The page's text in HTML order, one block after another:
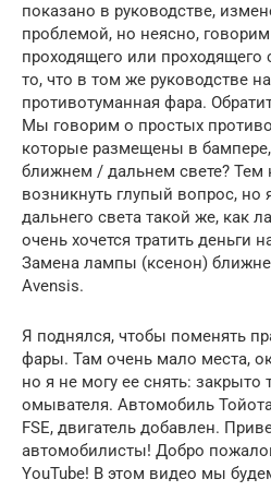
показано в руководстве,
проблемой, но неясно,
проходящего или
то, что в том же руководстве
противотуманная фара.
Мы говорим о простых
которые размещены в
ближнем / дальнем свете? Тем
возникнуть глупый вопрос, но
дальнего света такой же, как
очень хочется тратить деньги
Замена лампы (ксенон)
Avensis.
Я поднялся, чтобы поменять
фары. Там очень мало места,
но я не могу ее снять:
омывателя. Автомобиль
FSE, двигатель добавлен.
автомобилисты! Добро
YouTube! В этом видео мы